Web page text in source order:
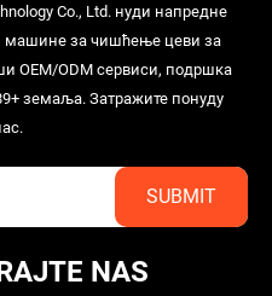
Co., Ltd. нуди напредне
машине за чишћење цеви за
OEM/ODM сервиси, подршка
земаља. Затражите понуду
NAS